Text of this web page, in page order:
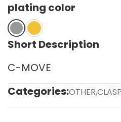
plating color
Short Description
C-MOVE
Categories:OTHER,